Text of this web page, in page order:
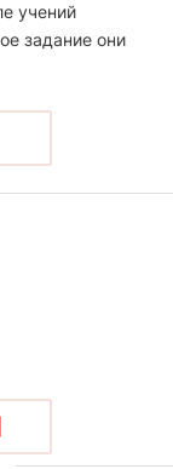
учений
задание они